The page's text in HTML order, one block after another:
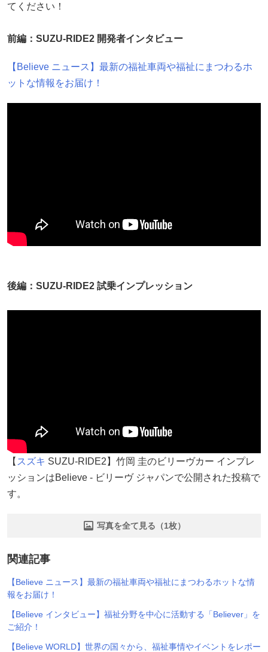
てください！
前編：SUZU-RIDE2 開発者インタビュー
【Believe ニュース】最新の福祉車両や福祉にまつわるホ
ットな情報をお届け！
後編：SUZU-RIDE2 試乗インプレッション
【 スズキ SUZU-RIDE2】竹岡 圭のビリーヴカー インプレ
ッションはBelieve - ビリーヴ ジャパンで公開された投稿で
す。
写真を全て見る（1枚）
関連記事
【Believe ニュース】最新の福祉車両や福祉にまつわるホットな情
報をお届け！
【Believe インタビュー】福祉分野を中心に活動する「Believer」を
ご紹介！
【Believe WORLD】世界の国々から、福祉事情やイベントをレポー